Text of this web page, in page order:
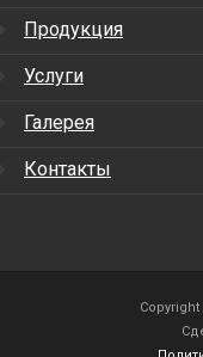
Продукция
Услуги
Галерея
Контакты